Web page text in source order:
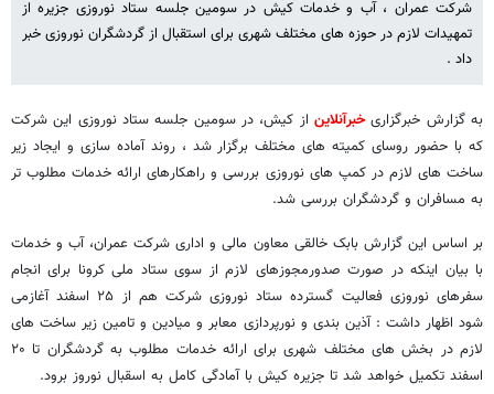
شرکت عمران ، آب و خدمات کیش در سومین جلسه ستاد نوروزی جزیره از
تمهیدات لازم در حوزه های مختلف شهری برای استقبال از گردشگران نوروزی خبر
داد .
به گزارش خبرگزاریخبرآنلاین از کیش، در سومین جلسه ستاد نوروزی این شرکت
که با حضور روسای کمیته های مختلف برگزار شد ، روند آماده سازی و ایجاد زیر
ساخت های لازم در کمپ های نوروزی بررسی و راهکارهای ارائه خدمات مطلوب تر
به مسافران و گردشگران بررسی شد.
بر اساس این گزارش بابک خالقی معاون مالی و اداری شرکت عمران، آب و خدمات
با بیان اینکه در صورت صدورمجوزهای لازم از سوی ستاد ملی کرونا برای انجام
سفرهای نوروزی فعالیت گسترده ستاد نوروزی شرکت هم از ۲۵ اسفند آغازمی
شود اظهار داشت : آذین بندی و نورپردازی معابر و میادین و تامین زیر ساخت های
لازم در بخش های مختلف شهری برای ارائه خدمات مطلوب به گردشگران تا ۲۰
اسفند تکمیل خواهد شد تا جزیره کیش با آمادگی کامل به اسقبال نوروز برود.